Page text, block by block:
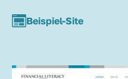
Beispiel-Site